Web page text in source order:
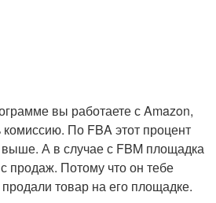
вы работаете с Amazon,
По FBA этот процент
выше. А в случае с FBM площадка
продаж. Потому что он тебе
товар на его площадке.